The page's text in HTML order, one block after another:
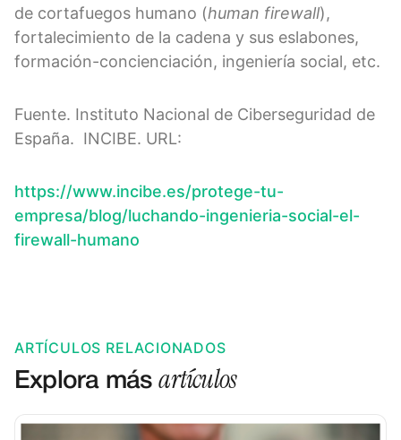
de cortafuegos humano (human firewall),
fortalecimiento de la cadena y sus eslabones,
formación-concienciación, ingeniería social, etc.
Fuente. Instituto Nacional de Ciberseguridad de
España. INCIBE. URL:
https://www.incibe.es/protege-tu-
empresa/blog/luchando-ingenieria-social-el-
firewall-humano
ARTÍCULOS RELACIONADOS
Explora másartículos